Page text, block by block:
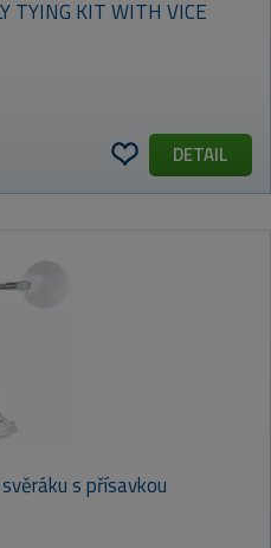
TYING KIT WITH VICE
DETAIL
s přísavkou